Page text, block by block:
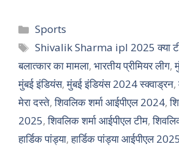
Sports
Shivalik Sharma ipl 2025 क्या
बलात्कार का मामला, भारतीय प्रीमियर लीग,
मुंबई इंडियंस,मुंबई इंडियंस 2024 स्क्वाड्रन,
मेरा दस्ते,शिवलिक शर्मा आईपीएल 2024,
2025,शिवलिक शर्मा आईपीएल टीम,
हार्डिक पांड्या,हार्डिक पांड्या आईपीएल 2025